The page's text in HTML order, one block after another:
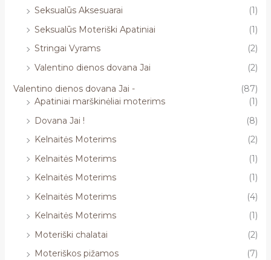
Seksualūs Aksesuarai
(1)
Seksualūs Moteriški Apatiniai
(1)
Stringai Vyrams
(2)
Valentino dienos dovana Jai
(2)
Valentino dienos dovana Jai -
(87)
Apatiniai marškinėliai moterims
(1)
Dovana Jai !
(8)
Kelnaitės Moterims
(2)
Kelnaitės Moterims
(1)
Kelnaitės Moterims
(1)
Kelnaitės Moterims
(4)
Kelnaitės Moterims
(1)
Moteriški chalatai
(2)
Moteriškos pižamos
(7)